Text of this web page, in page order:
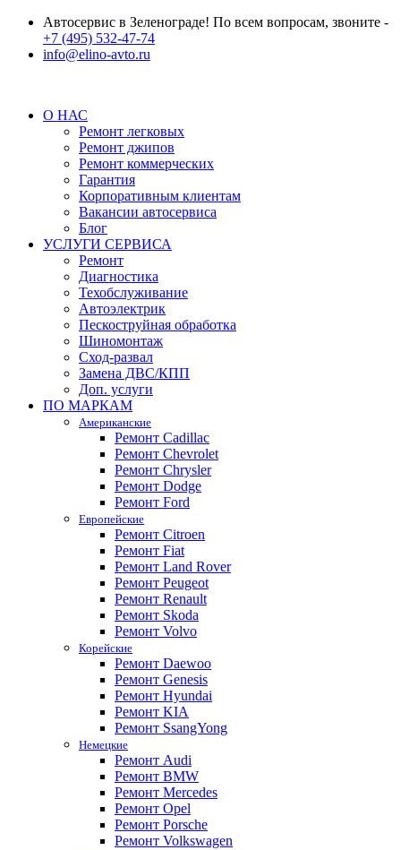
Автосервис в Зеленограде! По всем вопросам, звоните -
+7 (495) 532-47-74
info@elino-avto.ru
О НАС
Ремонт легковых
Ремонт джипов
Ремонт коммерческих
Гарантия
Корпоративным клиентам
Вакансии автосервиса
Блог
УСЛУГИ СЕРВИСА
Ремонт
Диагностика
Техобслуживание
Автоэлектрик
Пескоструйная обработка
Шиномонтаж
Сход-развал
Замена ДВС/КПП
Доп. услуги
ПО МАРКАМ
Американские
Ремонт Cadillac
Ремонт Chevrolet
Ремонт Chrysler
Ремонт Dodge
Ремонт Ford
Европейские
Ремонт Citroen
Ремонт Fiat
Ремонт Land Rover
Ремонт Peugeot
Ремонт Renault
Ремонт Skoda
Ремонт Volvo
Корейские
Ремонт Daewoo
Ремонт Genesis
Ремонт Hyundai
Ремонт KIA
Ремонт SsangYong
Немецкие
Ремонт Audi
Ремонт BMW
Ремонт Mercedes
Ремонт Opel
Ремонт Porsche
Ремонт Volkswagen